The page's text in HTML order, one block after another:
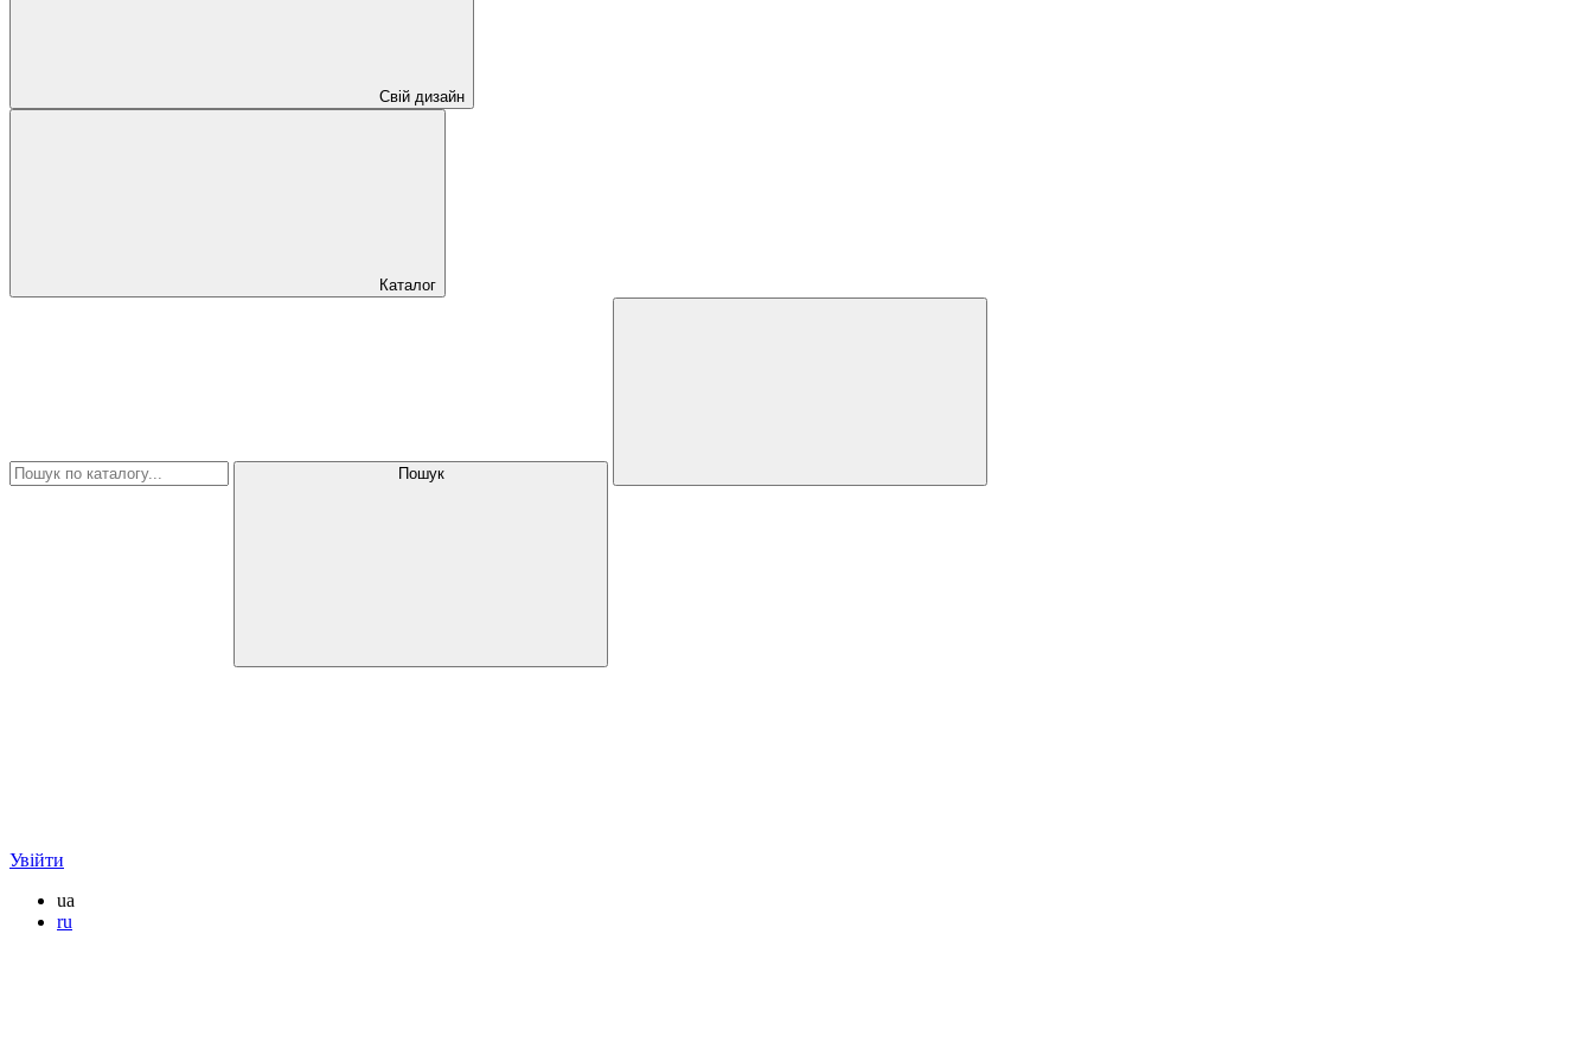
Свій дизайн
Каталог
Пошук
Увійти
ua
ru